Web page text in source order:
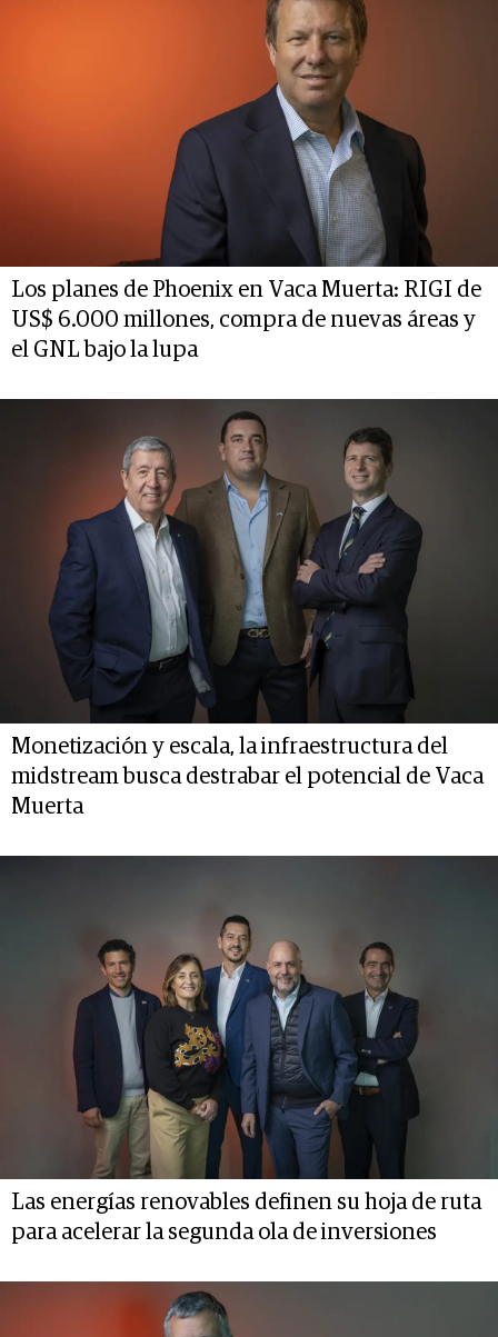
Los planes de Phoenix en Vaca Muerta: RIGI de
US$ 6.000 millones, compra de nuevas áreas y
el GNL bajo la lupa
Monetización y escala, la infraestructura del
midstream busca destrabar el potencial de Vaca
Muerta
Las energías renovables definen su hoja de ruta
para acelerar la segunda ola de inversiones